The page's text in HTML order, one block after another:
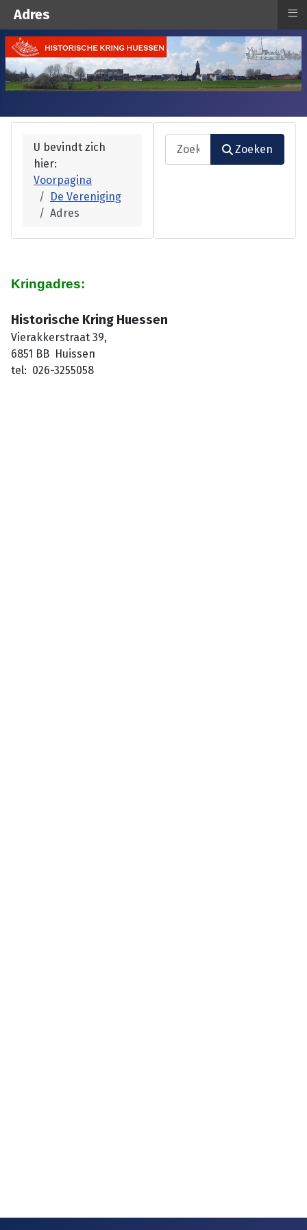
U bevindt zich
hier:
Voorpagina
De Vereniging
Adres
Zoeken
Zoeken
Kringadres:
Historische Kring Huessen
Vierakkerstraat 39,
6851 BB Huissen
tel: 026-3255058
Adres ≡